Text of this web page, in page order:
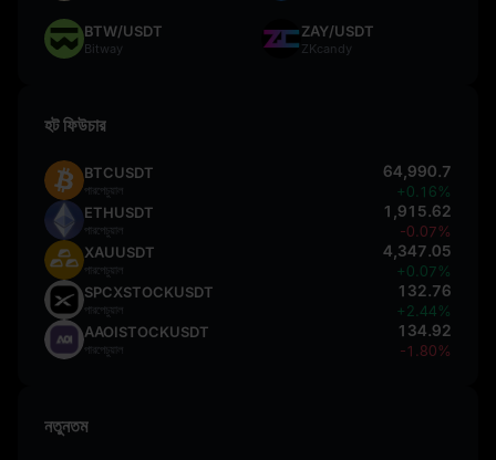
BTW/USDT
Bitway
ZAY/USDT
ZKcandy
হট ফিউচার
BTCUSDT
পারপেচুয়াল
64,990.7
+0.16%
ETHUSDT
পারপেচুয়াল
1,915.62
-0.07%
XAUUSDT
পারপেচুয়াল
4,347.05
+0.07%
SPCXSTOCKUSDT
পারপেচুয়াল
132.76
+2.44%
AAOISTOCKUSDT
পারপেচুয়াল
134.92
-1.80%
নতুনতম